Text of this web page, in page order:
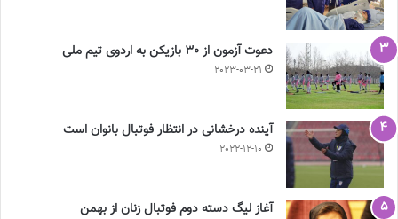
دعوت آزمون از 30 بازیکن به اردوی تیم ملی
2023-03-21
آینده درخشانی در انتظار فوتبال بانوان است
2022-12-10
آغاز لیگ دسته دوم فوتبال زنان از بهمن